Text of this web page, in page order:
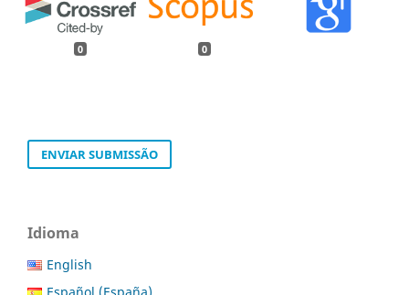
0 0
ENVIAR SUBMISSÃO
Idioma
English
Español (España)